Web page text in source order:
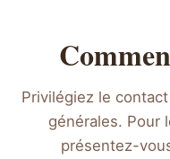
Privilégiez le
générales. Pour
présentez-